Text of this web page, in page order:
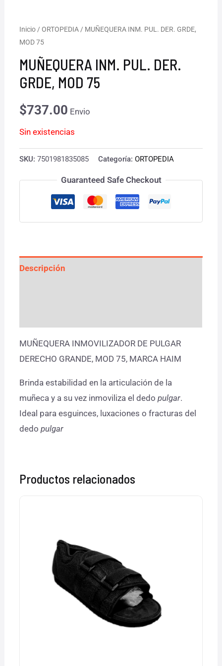
Inicio /ORTOPEDIA / MUÑEQUERA INM. PUL. DER. GRDE,
MOD 75
MUÑEQUERA INM. PUL. DER.
GRDE, MOD 75
$737.00 Envio
Sin existencias
SKU:7501981835085 Categoría:ORTOPEDIA
Guaranteed Safe Checkout
Descripción
MUÑEQUERA INMOVILIZADOR DE PULGAR
DERECHO GRANDE, MOD 75, MARCA HAIM
Brinda estabilidad en la articulación de la
muñeca y a su vez inmoviliza el dedopulgar.
Ideal para esguinces, luxaciones o fracturas del
dedopulgar
Productos relacionados